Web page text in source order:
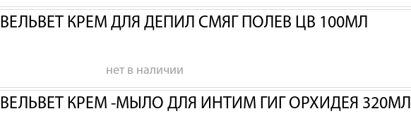
ВЕЛЬВЕТ КРЕМ ДЛЯ ДЕПИЛ СМЯГ ПОЛЕВ ЦВ 100МЛ
нет в наличии
ВЕЛЬВЕТ КРЕМ -МЫЛО ДЛЯ ИНТИМ ГИГ ОРХИДЕЯ 320МЛ